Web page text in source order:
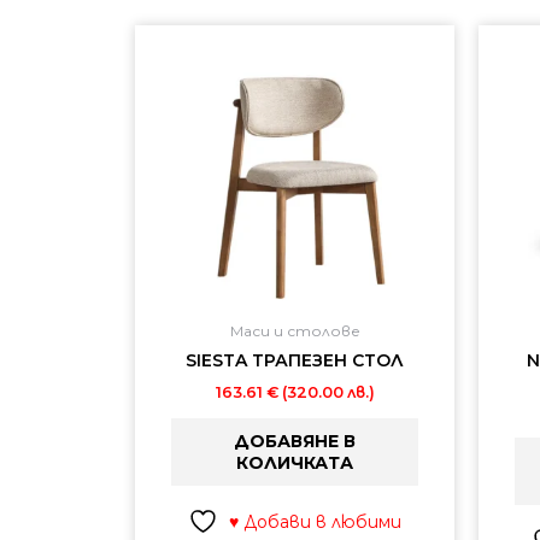
Маси и столове
SIESTA ТРАПЕЗЕН СТОЛ
163.61 € (320.00 лв.)
ДОБАВЯНЕ В
КОЛИЧКАТА
♥ Добави в любими